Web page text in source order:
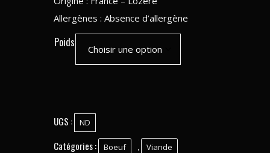
Allergènes : Absence d’allergène
Poids
UGS : ND
Catégories : Boeuf , Viande